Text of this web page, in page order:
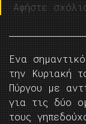
Αφήστε
Ενα
την Κυριακή
Πύργου με
για τις δύο
τους